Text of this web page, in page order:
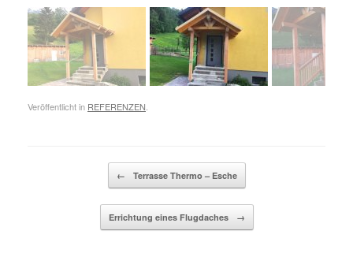
Veröffentlicht in REFERENZEN
← Terrasse Thermo – Esche
Errichtung eines Flugdaches →